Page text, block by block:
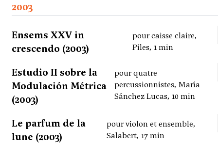
2003
Ensems XXV in
crescendo (2003)
pour caisse claire,
Piles, 1 min
Estudio II sobre la
Modulación Métrica
(2003)
pour quatre
percussionnistes, María
Sánchez Lucas, 10 min
Le parfum de la
lune (2003)
pour violon et ensemble,
Salabert, 17 min